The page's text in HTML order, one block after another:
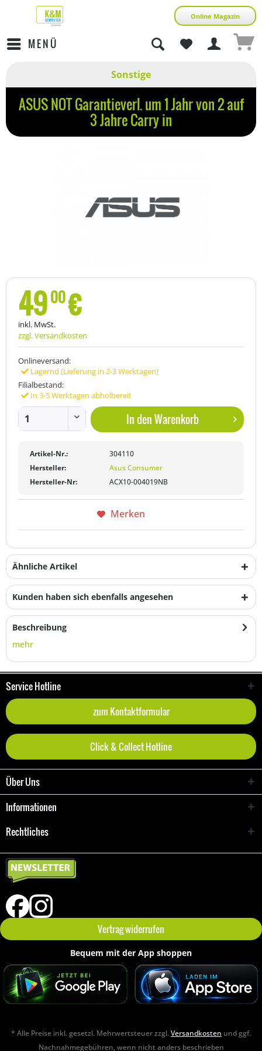
Online Magazin
MENÜ
Sonstige
ASUS NOT Garantieverl. um 1 Jahr von 2 auf
3 Jahre Carry in
4900€
inkl. MwSt.
zzgl. Versandkosten
Onlineversand:
Lagernd (Lieferung in 2-3 Werktagen)
Filialbestand:
In 3-5 Werktagen abholbereit
In denWarenkorb
Artikel-Nr.:
304110
Hersteller:
Asus Consumer
Hersteller-Nr:
ACX10-004019NB
Merken
Ähnliche Artikel
Kunden haben sich ebenfalls angesehen
Beschreibung
mehr
Service Hotline
zum Kontaktformular
Click & Collect Hotline
Über Uns
Informationen
Rechtliches
Vertrag widerrufen
Bequem mit der App shoppen
* Alle Preise inkl. gesetzl. Mehrwertsteuer zzgl.Versandkosten und ggf.
Nachnahmegebühren, wenn nicht anders beschrieben